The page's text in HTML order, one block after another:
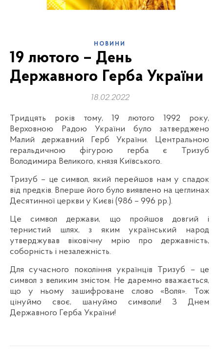
НОВИНИ
19 лютого – День
Державного Герба України
18.02.2022
Тридцять років тому, 19 лютого 1992 року,
Верховною Радою України було затверджено
Малий державний Герб України. Центральною
геральдичною фігурою герба є Тризуб
Володимира Великого, князя Київського.
Тризуб – це символ, який перейшов нам у спадок
від предків. Вперше його було виявлено на цеглинах
Десятинної церкви у Києві (986 – 996 рр.).
Це символ держави, що пройшов довгий і
тернистий шлях, з яким український народ
утверджував віковічну мрію про державність,
соборність і незалежність.
Для сучасного покоління українців Тризуб – це
символ з великим змістом. Не даремно вважається,
що у ньому зашифроване слово «Воля». Тож
цінуймо своє, шануймо символи! З Днем
Державного Герба України!